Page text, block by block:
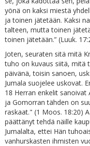
yönä on kaksi miestä
ja toinen jätetään. Kaksi
talteen, mutta toinen
toinen jätetään.” (Luuk.
Joten, seuraten sitä mitä
tuho on kuvaus siitä, mitä
päivänä, toisin sanoen,
Jumala suojelee uskovat.
18 Herran enkelit sanoivat
ja Gomorran tähden on
raskaat." (1 Moos. 18:20)
päättänyt tehdä näille
Jumalalta, ettei Hän
vanhurskasten ihmisten